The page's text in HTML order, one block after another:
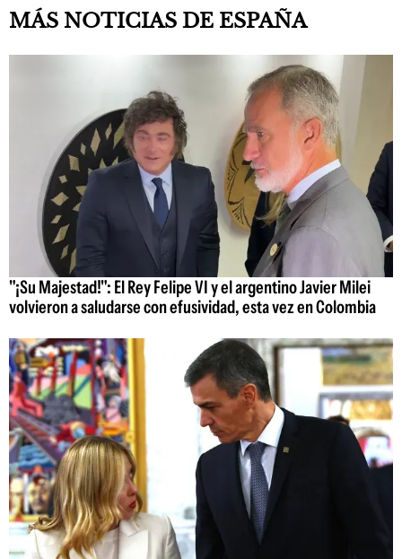
MÁS NOTICIAS DE ESPAÑA
"¡Su Majestad!": El Rey Felipe VI y el argentino Javier Milei
volvieron a saludarse con efusividad, esta vez en Colombia